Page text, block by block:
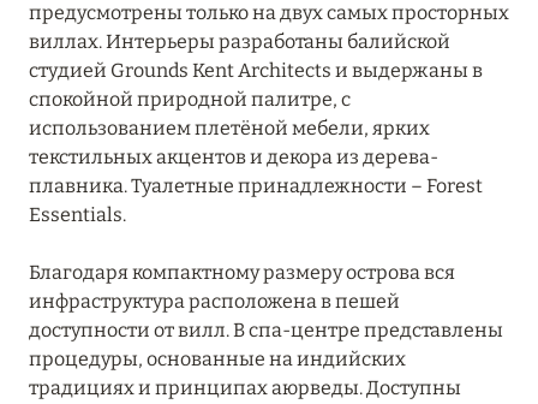
ТАА 1
ХАА-АЛИФ
ШАВИЙАНИ
ЮЖНЫЙ АРИ
ЮЖНЫЙ МАЛЕ
предусмотрены только на двух самых просторных
виллах. Интерьеры разработаны балийской
студией Grounds Kent Architects и выдержаны в
спокойной природной палитре, с
использованием плетёной мебели, ярких
текстильных акцентов и декора из дерева-
плавника. Туалетные принадлежности – Forest
Essentials.
Благодаря компактному размеру острова вся
инфраструктура расположена в пешей
доступности от вилл. В спа-центре представлены
процедуры, основанные на индийских
традициях и принципах аюрведы. Доступны